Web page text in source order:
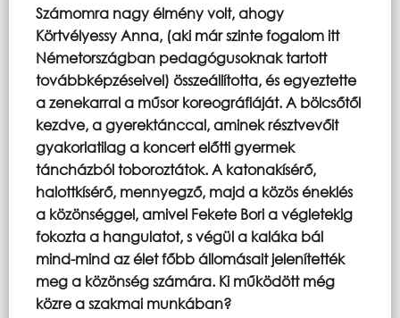
Számomra nagy élmény volt, ahogy
Körtvélyessy Anna, (aki már szinte fogalom itt
Németországban pedagógusoknak tartott
továbbképzéseivel) összeállította, és egyeztette
a zenekarral a műsor koreográfiáját. A bölcsőtől
kezdve, a gyerektánccal, aminek résztvevőit
gyakorlatilag a koncert előtti gyermek
táncházból toboroztátok. A katonakísérő,
halottkísérő, mennyegző, majd a közös éneklés
a közönséggel, amivel Fekete Bori a végletekig
fokozta a hangulatot, s végül a kaláka bál
mind-mind az élet főbb állomásait jelenítették
meg a közönség számára. Ki működött még
közre a szakmai munkában?